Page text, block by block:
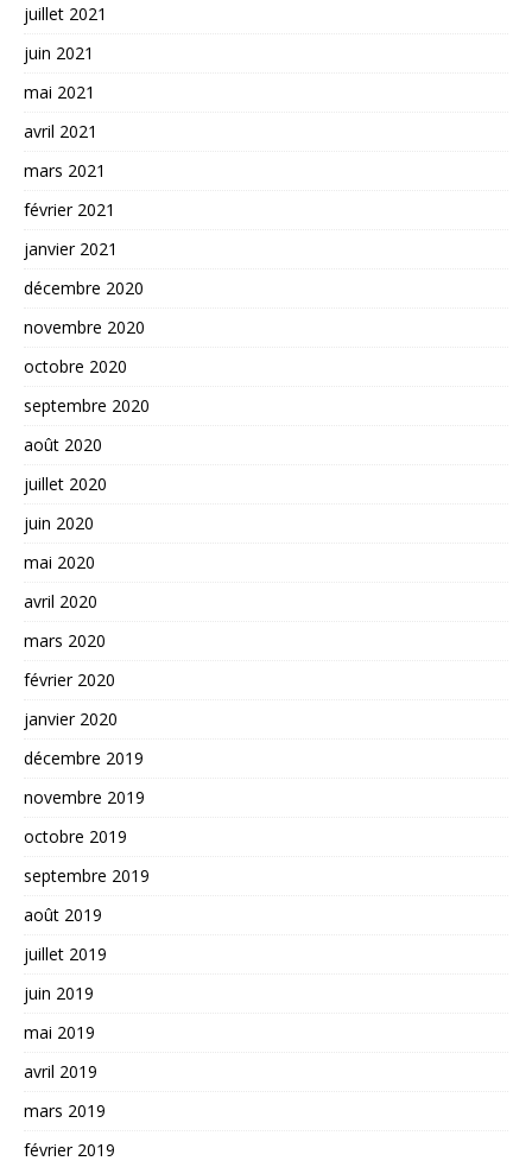
juillet 2021
juin 2021
mai 2021
avril 2021
mars 2021
février 2021
janvier 2021
décembre 2020
novembre 2020
octobre 2020
septembre 2020
août 2020
juillet 2020
juin 2020
mai 2020
avril 2020
mars 2020
février 2020
janvier 2020
décembre 2019
novembre 2019
octobre 2019
septembre 2019
août 2019
juillet 2019
juin 2019
mai 2019
avril 2019
mars 2019
février 2019